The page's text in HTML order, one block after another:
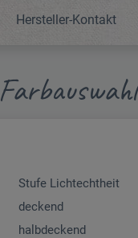
Hersteller-Kontakt
Farbauswahl
Stufe Lichtechtheit
deckend
halbdeckend